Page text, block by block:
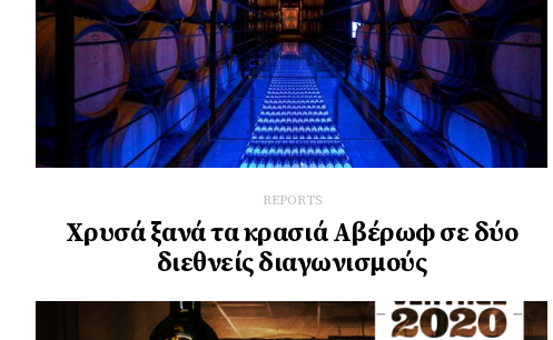
REPORTS
Χρυσά ξανά τα κρασιά Αβέρωφ σε δύο
διεθνείς διαγωνισμούς